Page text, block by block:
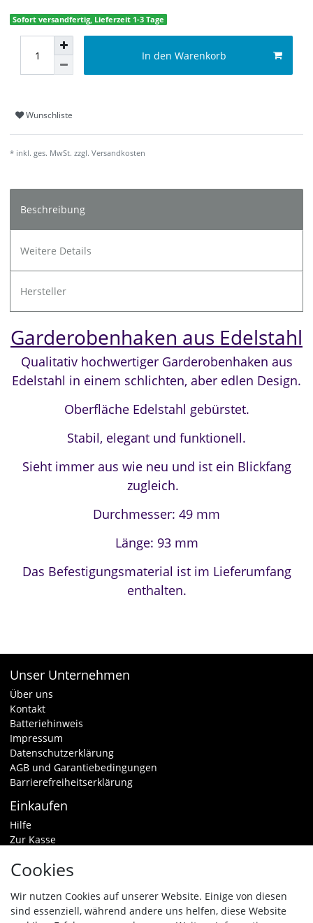
Sofort versandfertig, Lieferzeit 1-3 Tage
In den Warenkorb
Wunschliste
* inkl. ges. MwSt. zzgl. Versandkosten
Beschreibung
Weitere Details
Hersteller
Garderobenhaken aus Edelstahl
Qualitativ hochwertiger Garderobenhaken aus
Edelstahl in einem schlichten, aber edlen Design.
Oberfläche Edelstahl gebürstet.
Stabil, elegant und funktionell.
Sieht immer aus wie neu und ist ein Blickfang
zugleich.
Durchmesser: 49 mm
Länge: 93 mm
Das Befestigungsmaterial ist im Lieferumfang
enthalten.
Unser Unternehmen
Über uns
Kontakt
Batteriehinweis
Impressum
Datenschutzerklärung
AGB und Garantiebedingungen
Barrierefreiheitserklärung
Einkaufen
Hilfe
Zur Kasse
Zahlungsarten & Versand
Vertrag widerrufen
Cookies
Wir nutzen Cookies auf unserer Website. Einige von diesen
sind essenziell, während andere uns helfen, diese Website